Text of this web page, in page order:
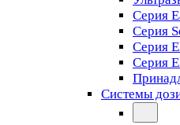
Серия
Серия
Серия
Серия
Системы